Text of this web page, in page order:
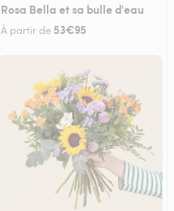
Rosa Bella et sa bulle d'eau
À partir de 53€95